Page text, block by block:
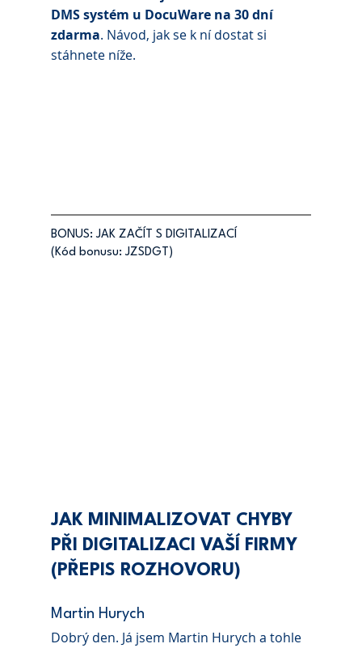
DMS systém u DocuWare na 30 dní
zdarma. Návod, jak se k ní dostat si
stáhnete níže.
BONUS: JAK ZAČÍT S DIGITALIZACÍ
(Kód bonusu: JZSDGT)
JAK MINIMALIZOVAT CHYBY
PŘI DIGITALIZACI VAŠÍ FIRMY
(PŘEPIS ROZHOVORU)
Martin Hurych
Dobrý den. Já jsem Martin Hurych a tohle